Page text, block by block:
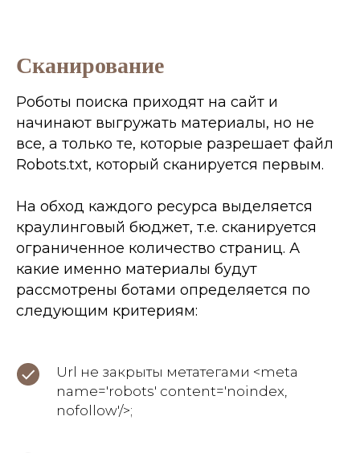
В рамках этого занятия я
покажу как массово,
буквально в несколько
кликов проанализировать
весь сайт и найти проблемы
прошлом уроке.
Этап № 2
проблем
Продолжительность
урока 29 мин 25 сек
Сканирование
Роботы поиска приходят на сайт и
начинают выгружать материалы, но не
все, а только те, которые разрешает файл
Robots.txt, который сканируется первым.
На обход каждого ресурса выделяется
краулинговый бюджет, т.е. сканируется
ограниченное количество страниц. А
какие именно материалы будут
рассмотрены ботами определяется по
следующим критериям:
Url не закрыты метатегами <meta
name='robots' content='noindex,
nofollow'/>;